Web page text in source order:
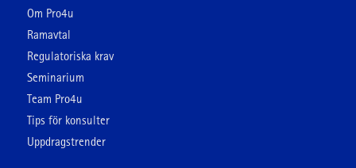
Om Pro4u
Ramavtal
Regulatoriska krav
Seminarium
Team Pro4u
Tips för konsulter
Uppdragstrender